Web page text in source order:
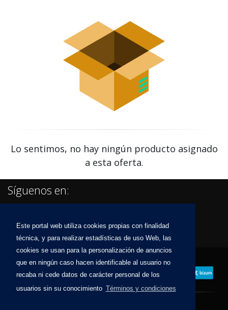
Este portal web utiliza cookies propias con finalidad
técnica, y para realizar estadísticas de uso Web, las
cookies se usan para la personalización de anuncios
que en ningún caso hacen identificable al usuario no
recaba ni cede datos de carácter personal de los
usuarios sin su conocimiento Términos y condiciones
Lo sentimos, no hay ningún producto asignado
a esta oferta.
Síguenos en: